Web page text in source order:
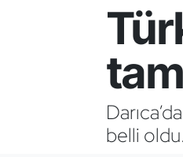
belli
Bocce Bowling Dart